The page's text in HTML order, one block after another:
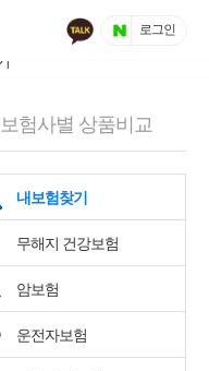
로그인
보험사별 상품비교
내보험찾기
무해지 건강보험
암보험
운전자보험